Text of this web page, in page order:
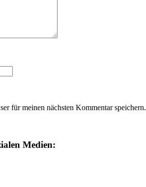
für meinen nächsten Kommentar speichern.
Medien: